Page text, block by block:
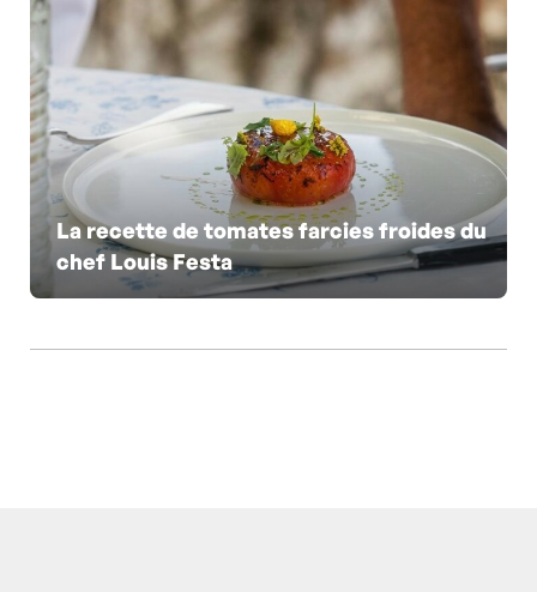
La recette de tomates farcies froides du
chef Louis Festa